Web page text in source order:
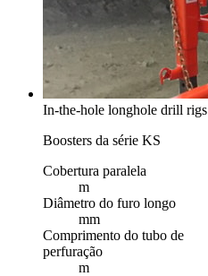
In-the-hole longhole drill rigs
Boosters da série KS
Cobertura paralela
m
Diâmetro do furo longo
mm
Comprimento do tubo de
perfuração
m